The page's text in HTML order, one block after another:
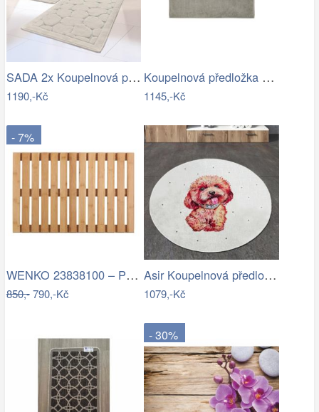
SADA 2x Koupelnová předložka LINO 60…
1190,-Kč
Koupelnová předložka 100x60 cm Blomus…
1145,-Kč
- 7%
WENKO 23838100 – Předložka 40x60 cm…
850,-790,-Kč
Asir Koupelnová předložka Terrier, Ø…
1079,-Kč
- 30%